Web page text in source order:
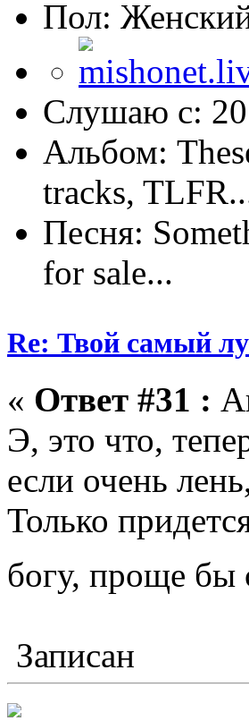
Пол:
Слушаю с:
Альбом:
tracks,
Песня:
for sale...
Re: Твой самый
« Ответ #31 :
Э, это что,
если очень
Только
богу, проще
Записан